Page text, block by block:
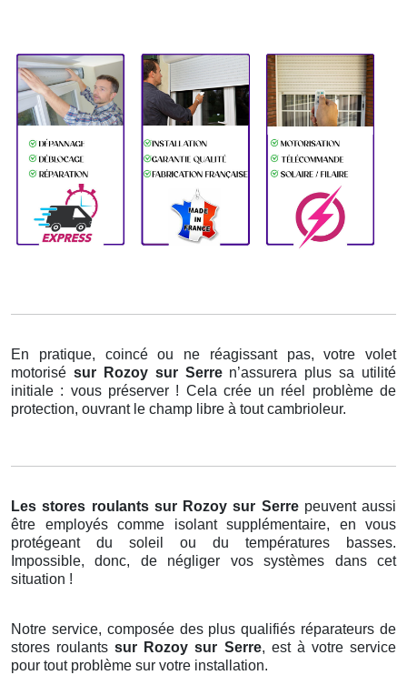
En pratique, coincé ou ne réagissant pas, votre volet
motorisé sur Rozoy sur Serre n’assurera plus sa utilité
initiale : vous préserver ! Cela crée un réel problème de
protection, ouvrant le champ libre à tout cambrioleur.
Les stores roulants sur Rozoy sur Serre peuvent aussi
être employés comme isolant supplémentaire, en vous
protégeant du soleil ou du températures basses.
Impossible, donc, de négliger vos systèmes dans cet
situation !
Notre service, composée des plus qualifiés réparateurs de
stores roulantssur Rozoy sur Serre, est à votre service
pour tout problème sur votre installation.